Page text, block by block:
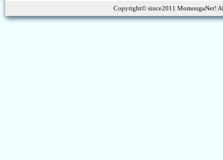
Copyright© since2011 MomongaNet!